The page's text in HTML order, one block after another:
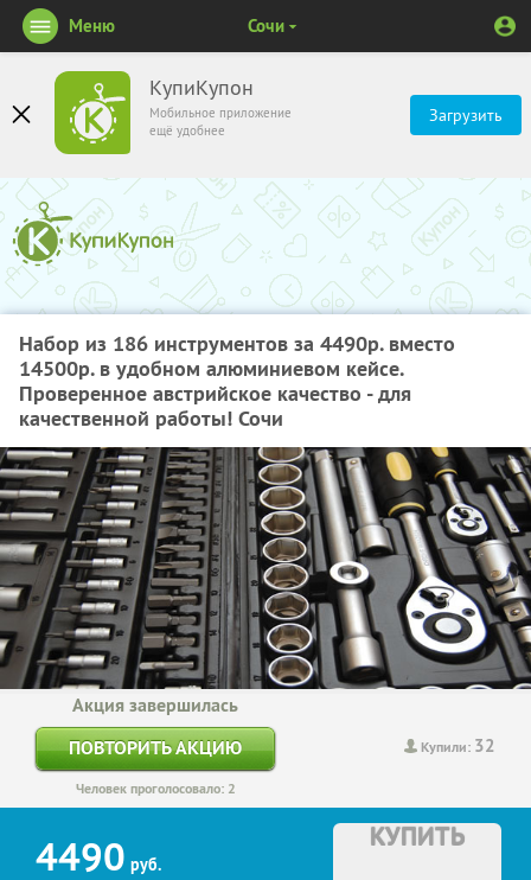
КупиКупон
Мобильное приложение
ещё удобнее
Загрузить
Меню Сочи
Набор из 186 инструментов за 4490р. вместо
14500р. в удобном алюминиевом кейсе.
Проверенное австрийское качество - для
качественной работы! Сочи
Купили: 32
Акция завершилась
ПОВТОРИТЬ АКЦИЮ
Человек проголосовало: 2
4490 руб.
КУПИТЬ